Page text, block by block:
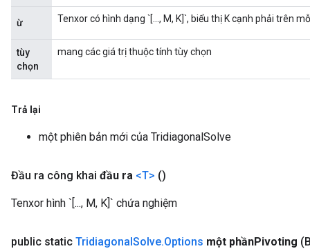
ừ Tenxor có hình dạng `[..., M, K]`, biểu thị K cạnh phải trên
tùy
chọn
mang các giá trị thuộc tính tùy chọn
Trả lại
một phiên bản mới của TridiagonalSolve
Đầu ra công khai đầu ra <T> ()
Tenxor hình `[..., M, K]` chứa nghiệm
public static TridiagonalSolve.Options một phầnPivoting